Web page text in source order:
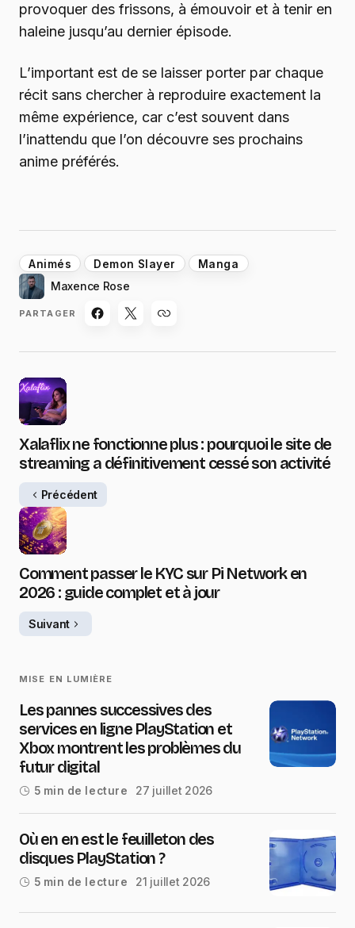
provoquer des frissons, à émouvoir et à tenir en
haleine jusqu’au dernier épisode.
L’important est de se laisser porter par chaque
récit sans chercher à reproduire exactement la
même expérience, car c’est souvent dans
l’inattendu que l’on découvre ses prochains
anime préférés.
Animés Demon Slayer Manga
Maxence Rose
PARTAGER
Xalaflix ne fonctionne plus : pourquoi le site de
streaming a définitivement cessé son activité
Précédent
Comment passer le KYC sur Pi Network en
2026 : guide complet et à jour
Suivant
MISE EN LUMIÈRE
Les pannes successives des
services en ligne PlayStation et
Xbox montrent les problèmes du
futur digital
5 min de lecture 27 juillet 2026
Où en en est le feuilleton des
disques PlayStation ?
5 min de lecture 21 juillet 2026